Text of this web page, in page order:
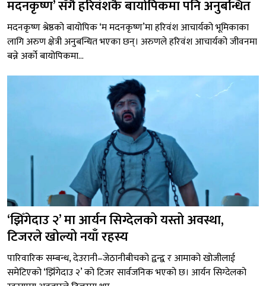
मदनकृष्ण’ सँगै हरिवंशकै बायोपिकमा पनि अनुबन्धित
मदनकृष्ण श्रेष्ठको बायोपिक ‘म मदनकृष्ण’मा हरिवंश आचार्यको भूमिकाका
लागि अरुण क्षेत्री अनुबन्धित भएका छन्। अरुणले हरिवंश आचार्यको जीवनमा
बन्ने अर्को बायोपिकमा...
‘झिँगेदाउ २’ मा आर्यन सिग्देलको यस्तो अवस्था,
टिजरले खोल्यो नयाँ रहस्य
पारिवारिक सम्बन्ध, देउरानी–जेठानीबीचको द्वन्द्व र आमाको खोजीलाई
समेटिएको ‘झिँगेदाउ २’ को टिजर सार्वजनिक भएको छ। आर्यन सिग्देलको